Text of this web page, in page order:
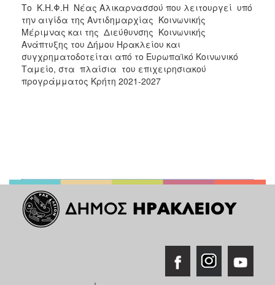
Το Κ.Η.Φ.Η Νέας Αλικαρνασσού που λειτουργεί υπό
την αιγίδα της Αντιδημαρχίας Κοινωνικής
Μέριμνας και της Διεύθυνσης Κοινωνικής
Ανάπτυξης του Δήμου Ηρακλείου και
συγχρηματοδοτείται από το Ευρωπαϊκό Κοινωνικό
Ταμείο, στα πλαίσια του επιχειρησιακού
προγράμματος Κρήτη 2021-2027